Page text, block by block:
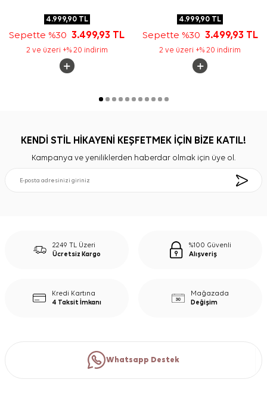
4.999,90TL
Sepette %303.499,93 TL
2 ve üzeri +% 20 indirim
4.999,90 TL
Sepette %30 3.499,93 TL
2 ve üzeri +% 20 indirim
KENDİ STİL HİKAYENİ KEŞFETMEK İÇİN BİZE KATIL!
Kampanya ve yeniliklerden haberdar olmak için üye ol.
2249 TL Üzeri
Ücretsiz Kargo
%100 Güvenli
Alışveriş
Kredi Kartına
4 Taksit İmkanı
Mağazada
Değişim
Whatsapp Destek